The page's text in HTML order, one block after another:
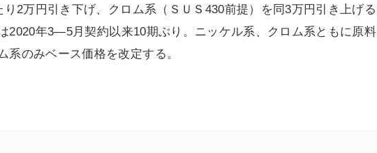
2万円引き下げ、クロム系（ＳＵＳ430前提）を同3万円引き上げる
2020年3―5月契約以来10期ぶり。ニッケル系、クロム系ともに原料
のみベース価格を改定する。